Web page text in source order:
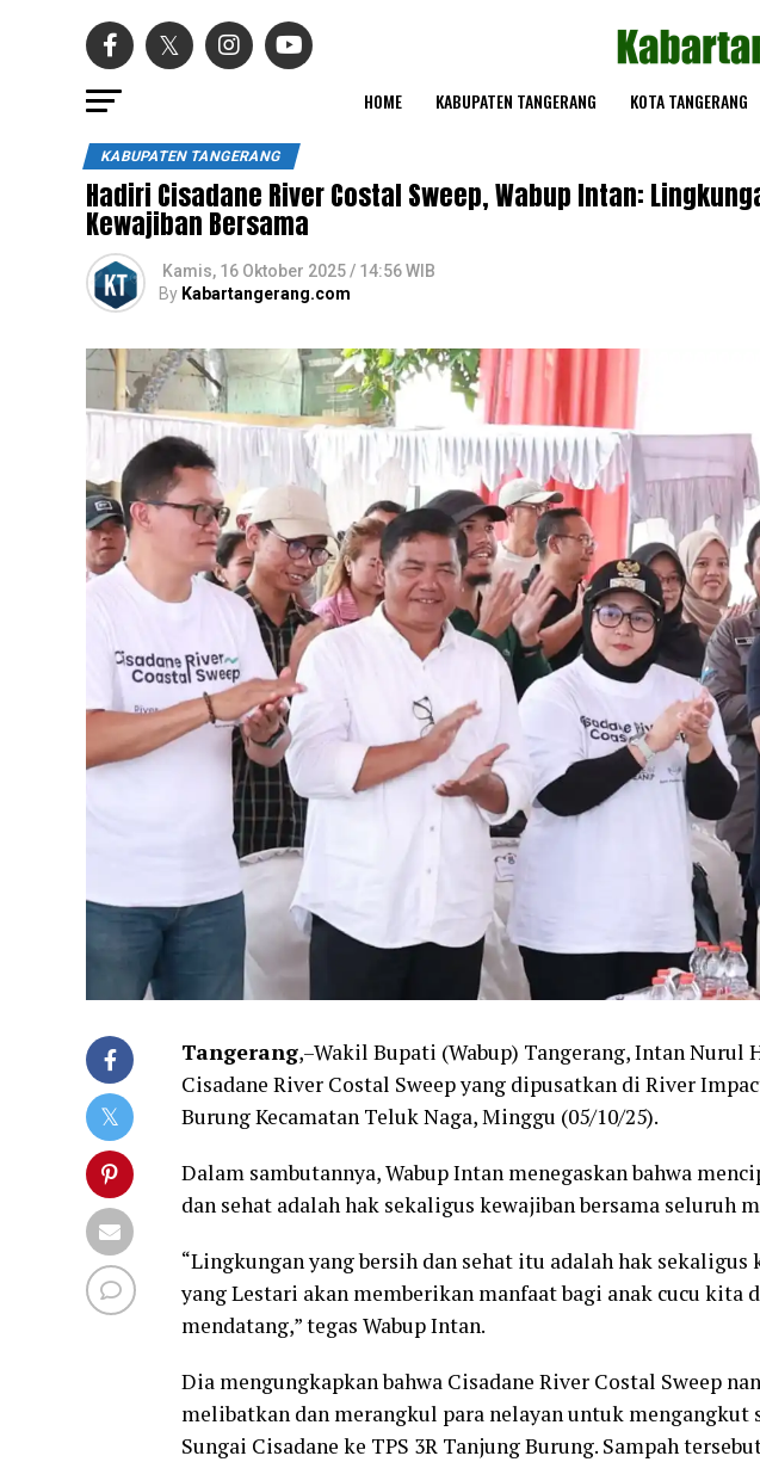
HOME KABUPATEN TANGERANG KOTA TANGERANG
KABUPATEN TANGERANG
Hadiri Cisadane River Costal Sweep, Wabup Intan:
Kewajiban Bersama
Kamis, 16 Oktober 2025 / 14:56 WIB
By Kabartangerang.com
Tangerang,–Wakil Bupati (Wabup) Tangerang, Intan Nurul
Cisadane River Costal Sweep yang dipusatkan di River
Burung Kecamatan Teluk Naga, Minggu (05/10/25).
Dalam sambutannya, Wabup Intan menegaskan bahwa
dan sehat adalah hak sekaligus kewajiban bersama seluruh
“Lingkungan yang bersih dan sehat itu adalah hak sekaligus
yang Lestari akan memberikan manfaat bagi anak cucu kita
mendatang,” tegas Wabup Intan.
Dia mengungkapkan bahwa Cisadane River Costal Sweep
melibatkan dan merangkul para nelayan untuk mengangkut
Sungai Cisadane ke TPS 3R Tanjung Burung. Sampah